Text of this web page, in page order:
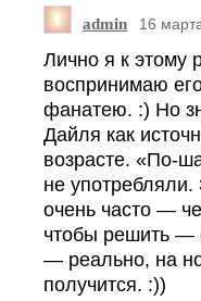
admin 16
Лично я к этому
воспринимаю
фанатею. :) Но
Дайля как
возрасте. «По-
не
очень часто —
чтобы решить —
— реально, на
получится. :))